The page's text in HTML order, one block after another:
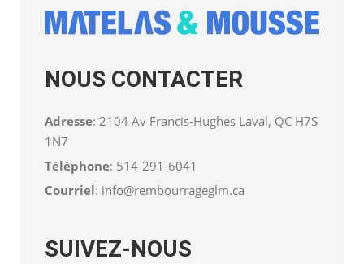
NOUS CONTACTER
Adresse: 2104 Av Francis-Hughes Laval, QC H7S
1N7
Téléphone: 514-291-6041
Courriel: info@rembourrageglm.ca
SUIVEZ-NOUS